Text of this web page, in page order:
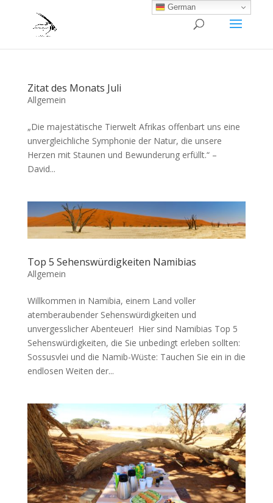
Zitat des Monats Juli
Allgemein
„Die majestätische Tierwelt Afrikas offenbart uns eine
unvergleichliche Symphonie der Natur, die unsere
Herzen mit Staunen und Bewunderung erfüllt.“ –
David...
Top 5 Sehenswürdigkeiten Namibias
Allgemein
Willkommen in Namibia, einem Land voller
atemberaubender Sehenswürdigkeiten und
unvergesslicher Abenteuer! Hier sind Namibias Top 5
Sehenswürdigkeiten, die Sie unbedingt erleben sollten:
Sossusvlei und die Namib-Wüste: Tauchen Sie ein in die
endlosen Weiten der...
German